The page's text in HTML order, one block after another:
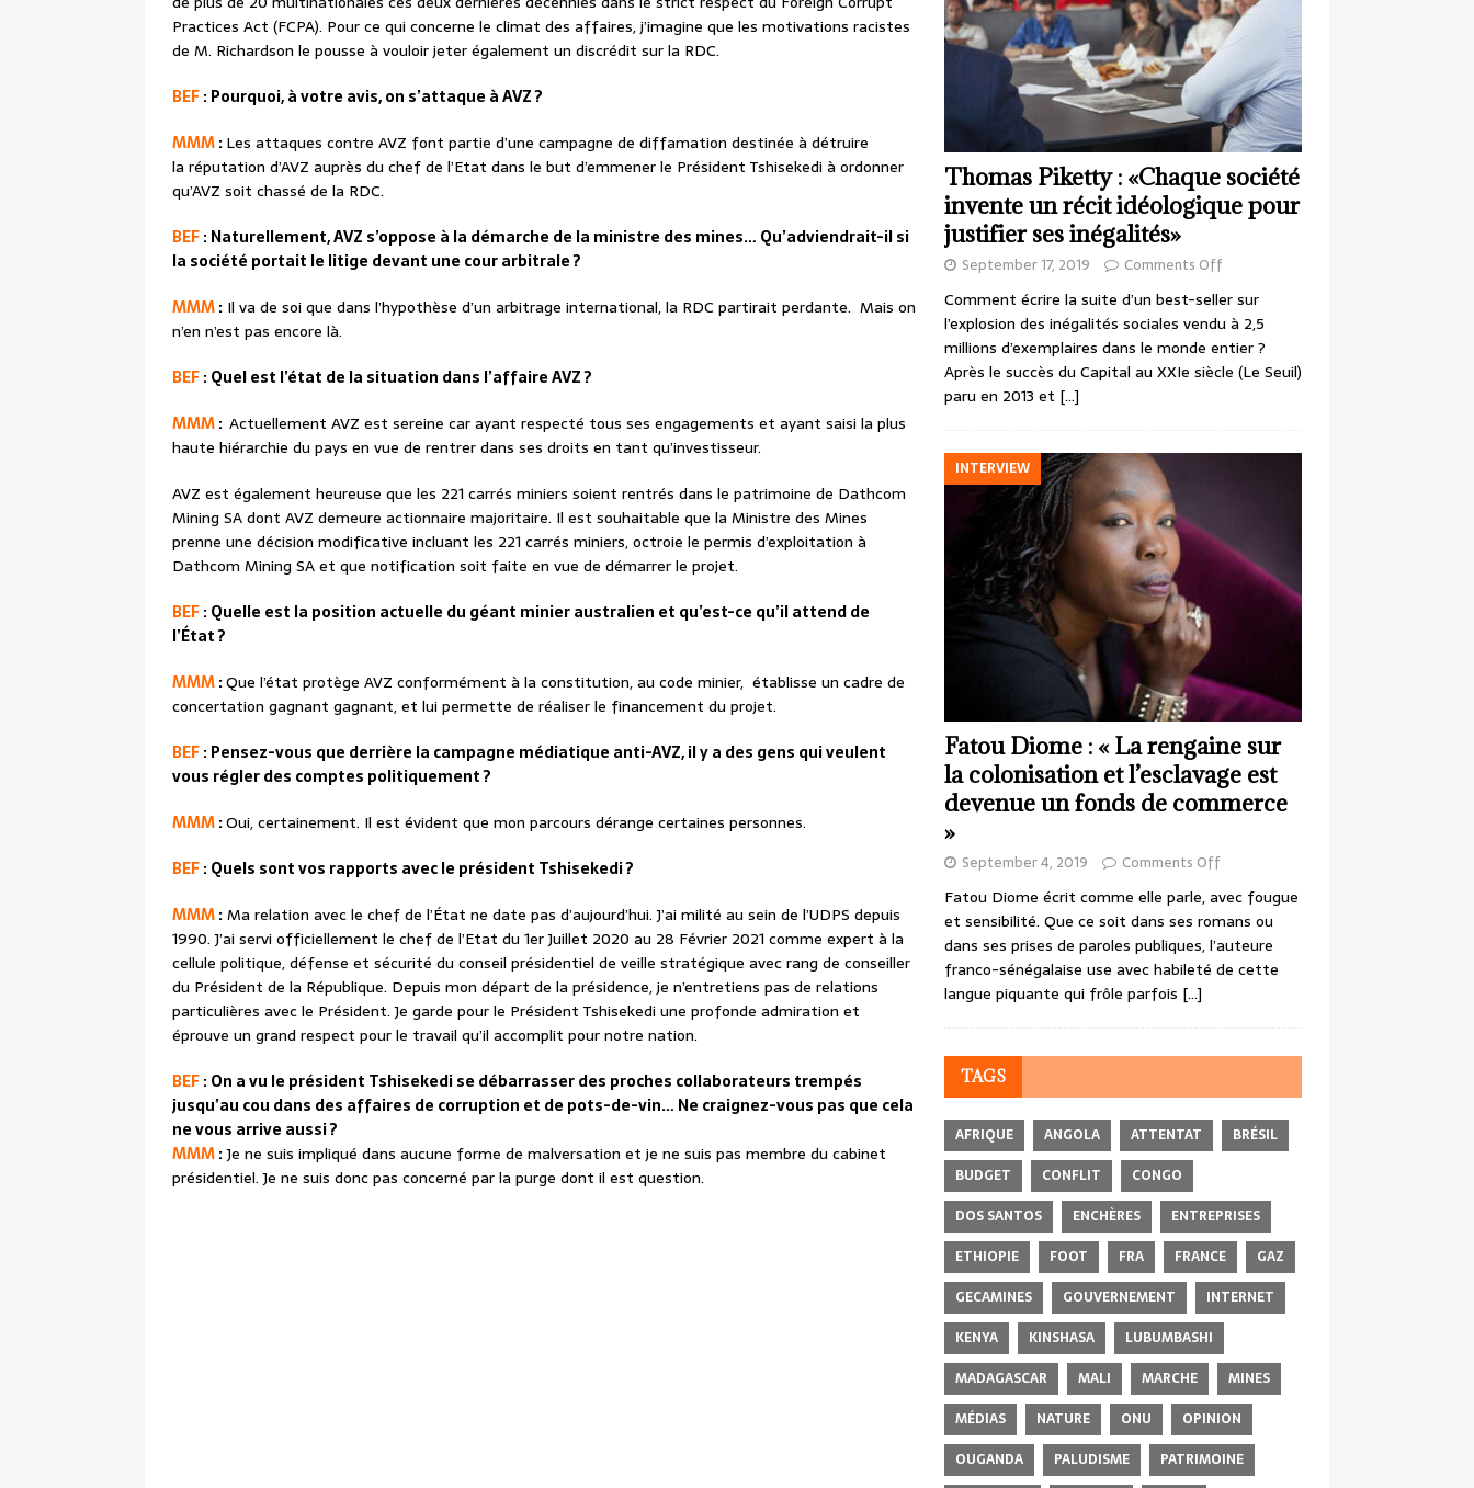
Practices Act (FCPA). Pour ce qui concerne le climat des affaires, j’imagine que les motivations racistes
de M. Richardson le pousse à vouloir jeter également un discrédit sur la RDC.
BEF: Pourquoi, à votre avis, on s’attaque à AVZ ?
MMM:Les attaques contre AVZ font partie d’une campagne de diffamation destinée à détruire
la réputation d’AVZ auprès du chef de l’Etat dans le but d’emmener le Président Tshisekedi à ordonner
qu’AVZ soit chassé de la RDC.
BEF: Naturellement, AVZ s’oppose à la démarche de la ministre des mines… Qu’adviendrait-il si
la société portait le litige devant une cour arbitrale ?
MMM: Il va de soi que dans l’hypothèse d’un arbitrage international, la RDC partirait perdante. Mais on
n’en n’est pas encore là.
BEF: Quel est l’état de la situation dans l’affaire AVZ ?
MMM: Actuellement AVZ est sereine car ayant respecté tous ses engagements et ayant saisi la plus
haute hiérarchie du pays en vue de rentrer dans ses droits en tant qu’investisseur.
AVZ est également heureuse que les 221 carrés miniers soient rentrés dans le patrimoine de Dathcom
Mining SA dont AVZ demeure actionnaire majoritaire. Il est souhaitable que la Ministre des Mines
prenne une décision modificative incluant les 221 carrés miniers, octroie le permis d’exploitation à
Dathcom Mining SA et que notification soit faite en vue de démarrer le projet.
BEF: Quelle est la position actuelle du géant minier australien et qu’est-ce qu’il attend de
l’État ?
MMM:Que l’état protège AVZ conformément à la constitution, au code minier, établisse un cadre de
concertation gagnant gagnant, et lui permette de réaliser le financement du projet.
BEF: Pensez-vous que derrière la campagne médiatique anti-AVZ, il y a des gens qui veulent
vous régler des comptes politiquement ?
MMM:Oui, certainement. Il est évident que mon parcours dérange certaines personnes.
BEF: Quels sont vos rapports avec le président Tshisekedi ?
MMM:Ma relation avec le chef de l’État ne date pas d’aujourd’hui. J’ai milité au sein de l’UDPS depuis
1990. J’ai servi officiellement le chef de l’Etat du 1er Juillet 2020 au 28 Février 2021 comme expert à la
cellule politique, défense et sécurité du conseil présidentiel de veille stratégique avec rang de conseiller
du Président de la République. Depuis mon départ de la présidence, je n’entretiens pas de relations
particulières avec le Président. Je garde pour le Président Tshisekedi une profonde admiration et
éprouve un grand respect pour le travail qu’il accomplit pour notre nation.
BEF: On a vu le président Tshisekedi se débarrasser des proches collaborateurs trempés
jusqu’au cou dans des affaires de corruption et de pots-de-vin… Ne craignez-vous pas que cela
ne vous arrive aussi ?
MMM:Je ne suis impliqué dans aucune forme de malversation et je ne suis pas membre du cabinet
présidentiel. Je ne suis donc pas concerné par la purge dont il est question.
Thomas Piketty : «Chaque société
invente un récit idéologique pour
justifier ses inégalités»
September 17, 2019 Comments Off
Comment écrire la suite d’un best-seller sur
l’explosion des inégalités sociales vendu à 2,5
millions d’exemplaires dans le monde entier ?
Après le succès du Capital au XXIe siècle (Le Seuil)
paru en 2013 et […]
INTERVIEW
Fatou Diome : « La rengaine sur
la colonisation et l’esclavage est
devenue un fonds de commerce
»
September 4, 2019 Comments Off
Fatou Diome écrit comme elle parle, avec fougue
et sensibilité. Que ce soit dans ses romans ou
dans ses prises de paroles publiques, l’auteure
franco-sénégalaise use avec habileté de cette
langue piquante qui frôle parfois […]
TAGS
AFRIQUE ANGOLA ATTENTAT
BRÉSIL
BUDGET
CONFLIT
CONGO
DOS SANTOS
ENCHÈRES
ENTREPRISES
ETHIOPIE
FOOT FRA FRANCE
GAZ
GECAMINES
GOUVERNEMENT
INTERNET
KENYA
KINSHASA
LUBUMBASHI
MADAGASCAR
MALI MARCHE
MINES
MÉDIAS
NATURE ONU
OPINION
OUGANDA
PALUDISME PATRIMOINE